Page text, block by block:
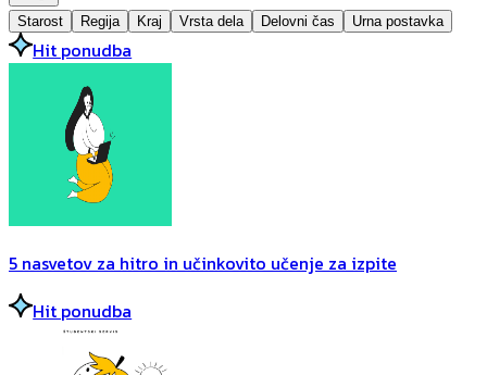
Starost Regija Kraj Vrsta dela Delovni čas Urna postavka
Hit ponudba
5 nasvetov za hitro in učinkovito učenje za izpite
Hit ponudba